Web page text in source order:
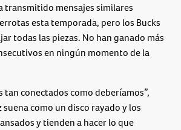
mensajes similares
esta temporada, pero los Bucks
todas las piezas. No han ganado más
en ningún momento de la
tan conectados como deberíamos”,
suena como un disco rayado y los
y tienden a hacer lo que